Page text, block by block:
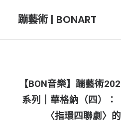
蹦藝術 | BONART
BON呼吸
【BON音樂】蹦藝術
系列｜華格納（四）：
〈指環四聯劇〉